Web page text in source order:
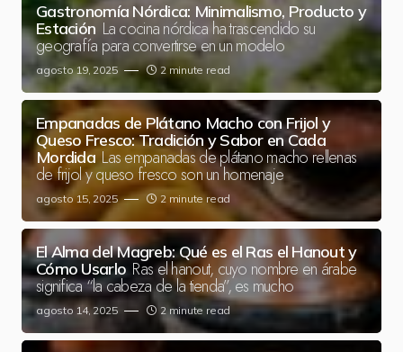
Gastronomía Nórdica: Minimalismo, Producto y
Estación La cocina nórdica ha trascendido su
geografía para convertirse en un modelo
agosto 19, 2025 2 minute read
Empanadas de Plátano Macho con Frijol y
Queso Fresco: Tradición y Sabor en Cada
Mordida Las empanadas de plátano macho rellenas
de frijol y queso fresco son un homenaje
agosto 15, 2025 2 minute read
El Alma del Magreb: Qué es el Ras el Hanout y
Cómo Usarlo Ras el hanout, cuyo nombre en árabe
significa “la cabeza de la tienda”, es mucho
agosto 14, 2025 2 minute read